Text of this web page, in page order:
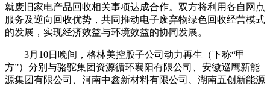
就废旧家电产品回收相关事项达成合作。双方将利用各自网点
服务及逆向回收优势，共同推动电子废弃物绿色回收经营模式
的发展，实现经济效益与环境效益的协同发展。
3月10日晚间，格林美控股子公司动力再生（下称“甲
方”）分别与骆驼集团资源循环襄阳有限公司、安徽巡鹰新能
源集团有限公司、河南中鑫新材料有限公司、湖南五创新能源